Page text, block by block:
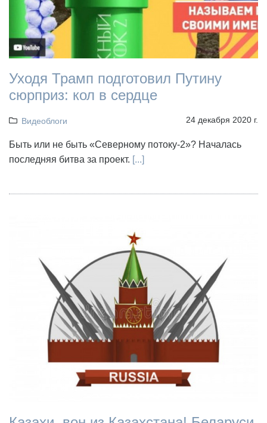
Уходя Трамп подготовил Путину
сюрприз: кол в сердце
Видеоблоги 24 декабря 2020 г.
Быть или не быть «Северному потоку-2»? Началась
последняя битва за проект. [...]